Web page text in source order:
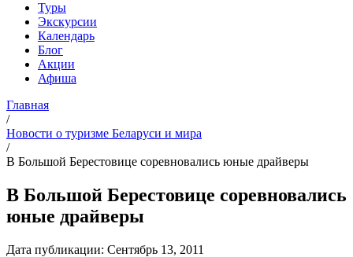
Туры
Экскурсии
Календарь
Блог
Акции
Афиша
Главная
/
Новости о туризме Беларуси и мира
/
В Большой Берестовице соревновались юные драйверы
В Большой Берестовице соревновались
юные драйверы
Дата публикации: Сентябрь 13, 2011